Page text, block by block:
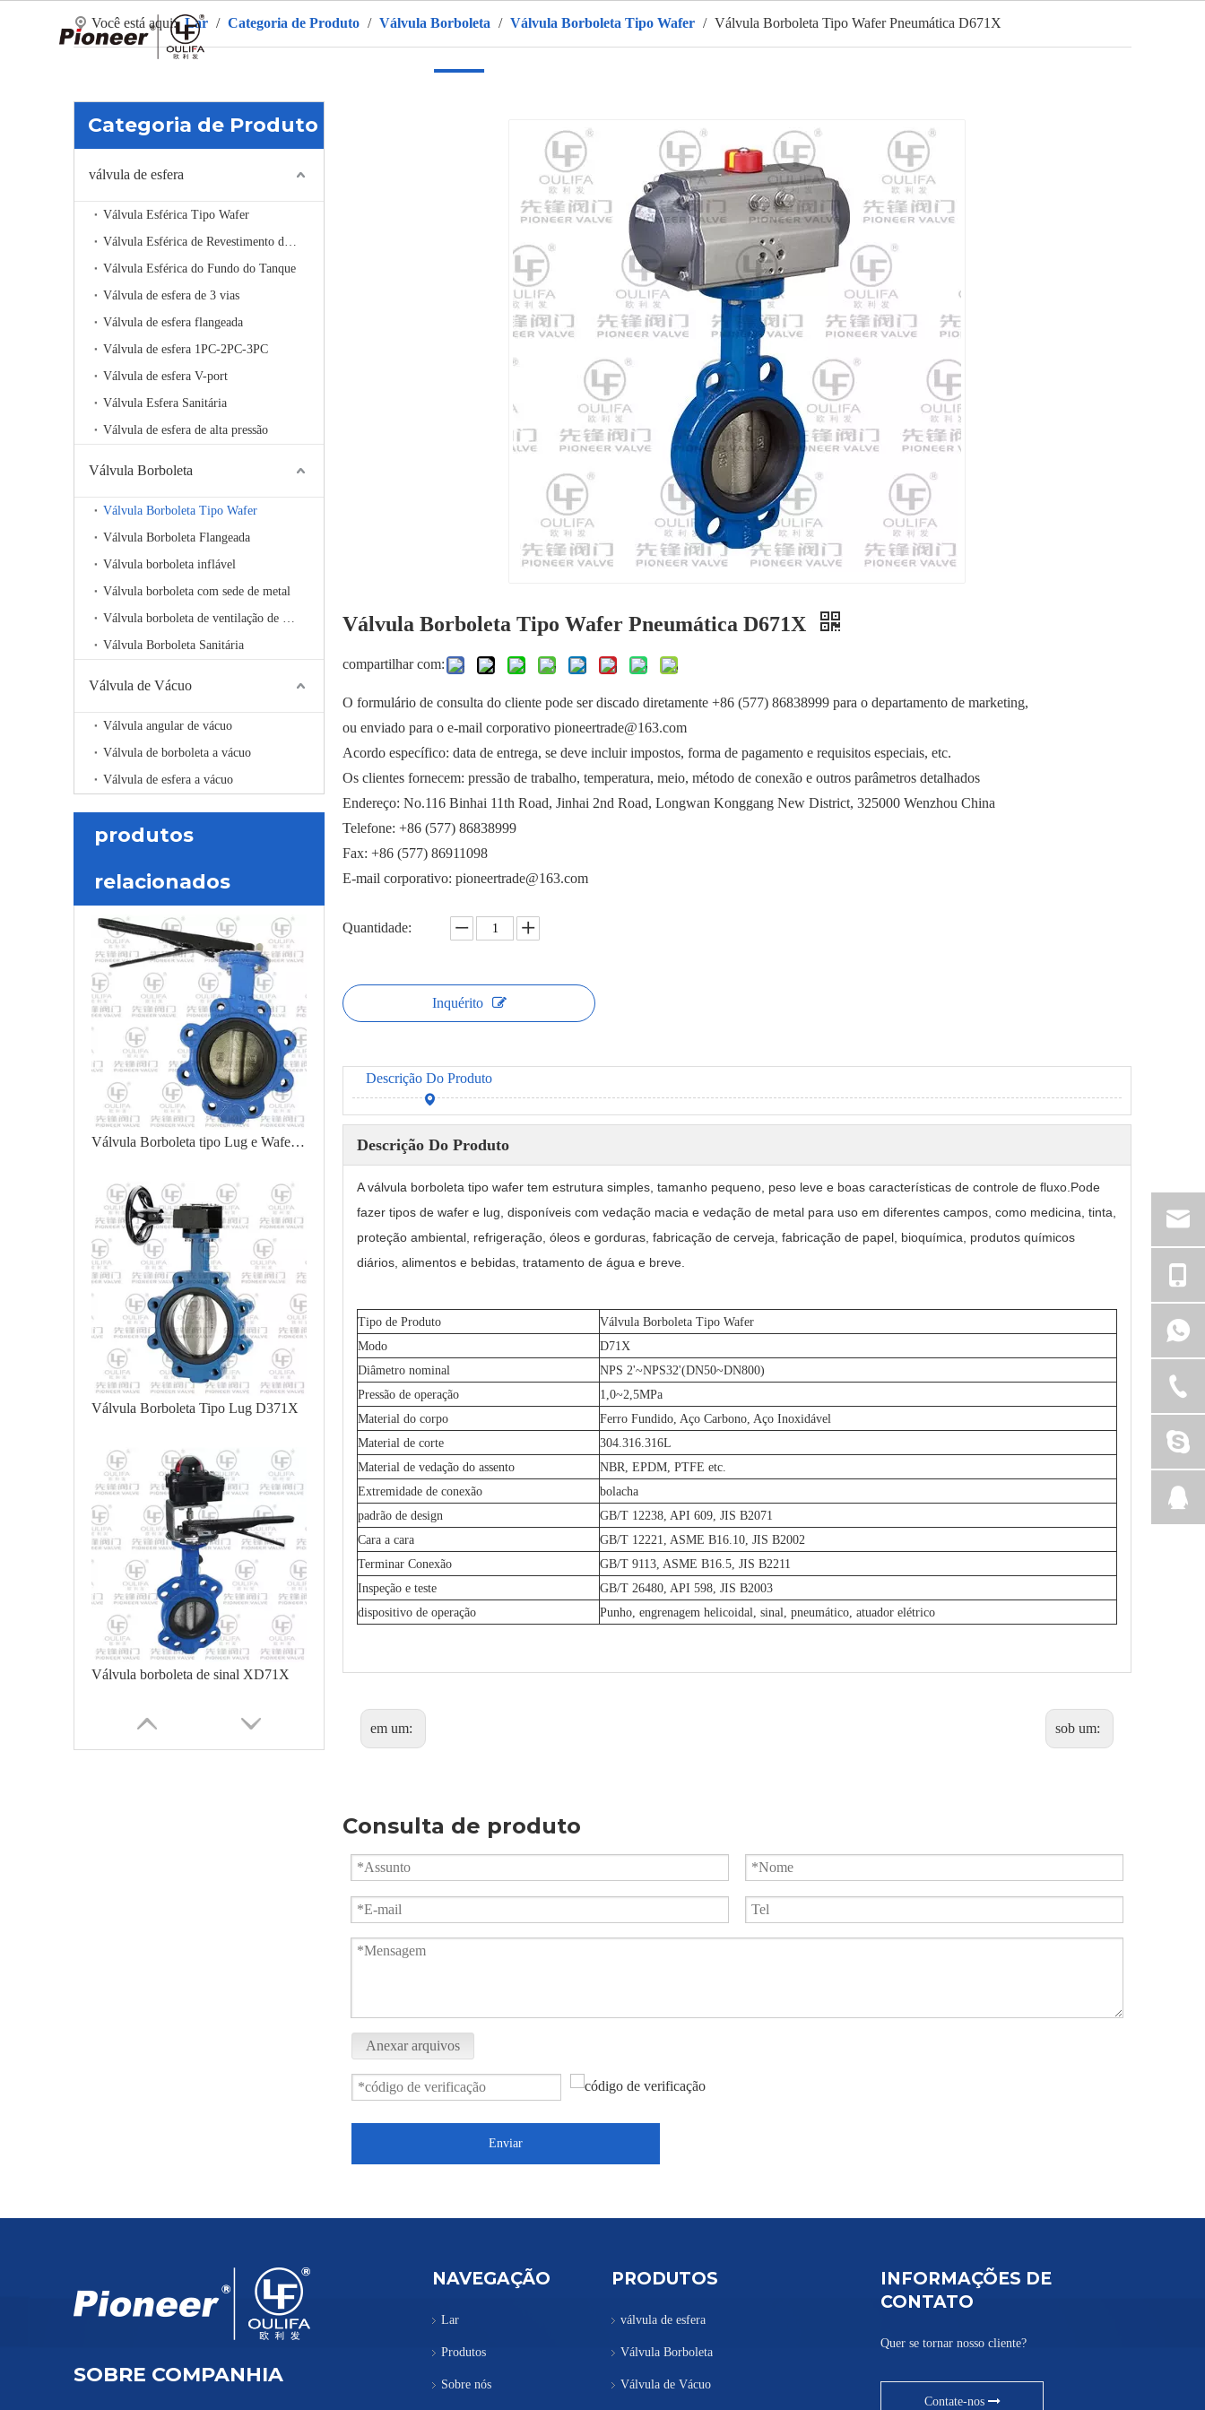
Você está aqui: Lar / Categoria de Produto / Válvula Borboleta / Válvula Borboleta Tipo Wafer / Válvula Borboleta Tipo Wafer Pneumática D671X
Categoria de Produto
válvula de esfera
Válvula Esférica Tipo Wafer
Válvula Esférica de Revestimento de Aquecimento
Válvula Esférica do Fundo do Tanque
Válvula de esfera de 3 vias
Válvula de esfera flangeada
Válvula de esfera 1PC-2PC-3PC
Válvula de esfera V-port
Válvula Esfera Sanitária
Válvula de esfera de alta pressão
Válvula Borboleta
Válvula Borboleta Tipo Wafer
Válvula Borboleta Flangeada
Válvula borboleta inflável
Válvula borboleta com sede de metal
Válvula borboleta de ventilação de alta temperatura
Válvula Borboleta Sanitária
Válvula de Vácuo
Válvula angular de vácuo
Válvula de borboleta a vácuo
Válvula de esfera a vácuo
produtos
relacionados
Válvula Borboleta tipo Lug e Wafer D71X
Válvula Borboleta Tipo Lug D371X
Válvula borboleta de sinal XD71X
Válvula Borboleta Tipo Wafer Pneumática D671X
compartilhar com:
O formulário de consulta do cliente pode ser discado diretamente +86 (577) 86838999 para o departamento de marketing,
ou enviado para o e-mail corporativo pioneertrade@163.com
Acordo específico: data de entrega, se deve incluir impostos, forma de pagamento e requisitos especiais, etc.
Os clientes fornecem: pressão de trabalho, temperatura, meio, método de conexão e outros parâmetros detalhados
Endereço: No.116 Binhai 11th Road, Jinhai 2nd Road, Longwan Konggang New District, 325000 Wenzhou China
Telefone: +86 (577) 86838999
Fax: +86 (577) 86911098
E-mail corporativo: pioneertrade@163.com
Quantidade:
Inquérito
Descrição Do Produto
Descrição Do Produto
A válvula borboleta tipo wafer tem estrutura simples, tamanho pequeno, peso leve e boas características de controle de fluxo.Pode
fazer tipos de wafer e lug, disponíveis com vedação macia e vedação de metal para uso em diferentes campos, como medicina, tinta,
proteção ambiental, refrigeração, óleos e gorduras, fabricação de cerveja, fabricação de papel, bioquímica, produtos químicos
diários, alimentos e bebidas, tratamento de água e breve.
Tipo de Produto
Válvula Borboleta Tipo Wafer
Modo
D71X
Diâmetro nominal
NPS 2'~NPS32'(DN50~DN800)
Pressão de operação
1,0~2,5MPa
Material do corpo
Ferro Fundido, Aço Carbono, Aço Inoxidável
Material de corte
304.316.316L
Material de vedação do assento
NBR, EPDM, PTFE etc.
Extremidade de conexão
bolacha
padrão de design
GB/T 12238, API 609, JIS B2071
Cara a cara
GB/T 12221, ASME B16.10, JIS B2002
Terminar Conexão
GB/T 9113, ASME B16.5, JIS B2211
Inspeção e teste
GB/T 26480, API 598, JIS B2003
dispositivo de operação
Punho, engrenagem helicoidal, sinal, pneumático, atuador elétrico
em um: sob um:
Consulta de produto
Anexar arquivos
Enviar
SOBRE COMPANHIA
NAVEGAÇÃO
Lar
Produtos
Sobre nós
PRODUTOS
válvula de esfera
Válvula Borboleta
Válvula de Vácuo
INFORMAÇÕES DE
CONTATO
Quer se tornar nosso cliente?
Contate-nos